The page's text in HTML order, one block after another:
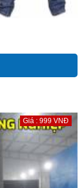
Giá : 999 VNĐ